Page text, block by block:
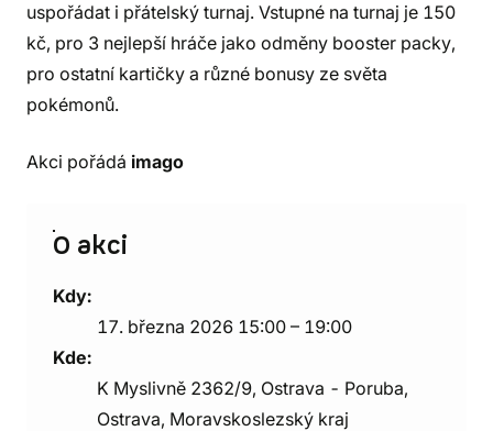
uspořádat i přátelský turnaj. Vstupné na turnaj je 150
kč, pro 3 nejlepší hráče jako odměny booster packy,
pro ostatní kartičky a různé bonusy ze světa
pokémonů.
Akci pořádá imago
O akci
Kdy:
17. března 2026 15:00 – 19:00
Kde:
K Myslivně 2362/9, Ostrava - Poruba,
Ostrava, Moravskoslezský kraj